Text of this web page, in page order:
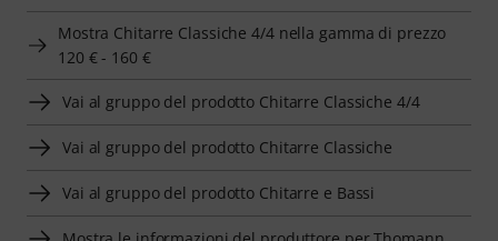
Mostra Chitarre Classiche 4/4 nella gamma di prezzo
120 € - 160 €
Vai al gruppo del prodotto Chitarre Classiche 4/4
Vai al gruppo del prodotto Chitarre Classiche
Vai al gruppo del prodotto Chitarre e Bassi